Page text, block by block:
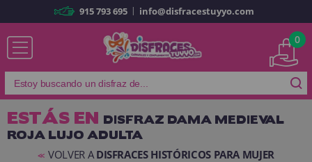
Ya soy cliente
Recordarme ¿Olvidó su contraseña?
915 793 695 | info@disfracestuyyo.com
0
ESTÁS EN DISFRAZ DAMA MEDIEVAL
ROJA LUJO ADULTA
<< VOLVER ADISFRACES HISTÓRICOS PARA MUJER